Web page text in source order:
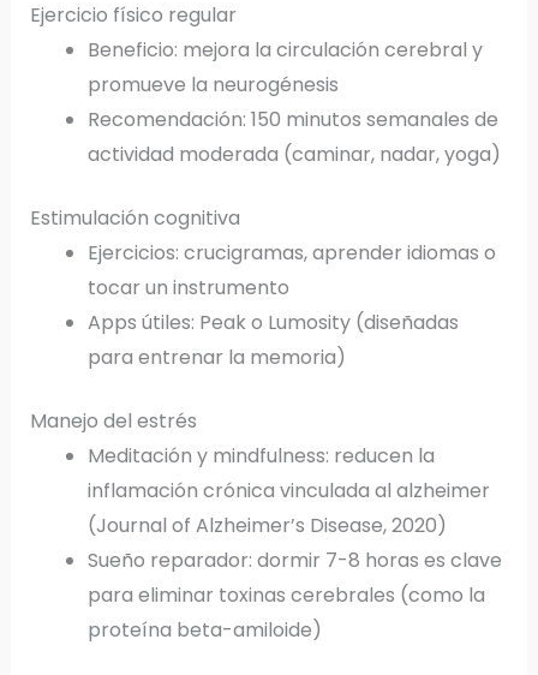
Ejercicio físico regular
Beneficio: mejora la circulación cerebral y
promueve la neurogénesis
Recomendación: 150 minutos semanales de
actividad moderada (caminar, nadar, yoga)
Estimulación cognitiva
Ejercicios: crucigramas, aprender idiomas o
tocar un instrumento
Apps útiles: Peak o Lumosity (diseñadas
para entrenar la memoria)
Manejo del estrés
Meditación y mindfulness: reducen la
inflamación crónica vinculada al alzheimer
(Journal of Alzheimer’s Disease, 2020)
Sueño reparador: dormir 7-8 horas es clave
para eliminar toxinas cerebrales (como la
proteína beta-amiloide)